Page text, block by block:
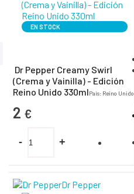
EN STOCK
Dr Pepper Creamy Swirl
(Crema y Vainilla) - Edición
Reino Unido 330mlPaís: Reino Unido
2 €
- +
Dr Pepper